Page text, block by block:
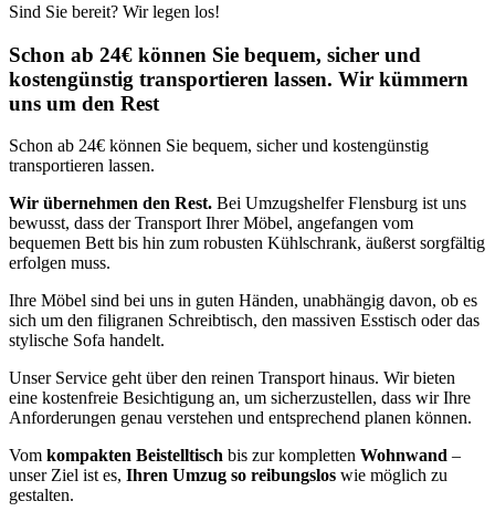
Sind Sie bereit? Wir legen los!
Schon ab 24€ können Sie bequem, sicher und
kostengünstig transportieren lassen. Wir kümmern
uns um den Rest
Schon ab 24€ können Sie bequem, sicher und kostengünstig
transportieren lassen.
Wir übernehmen den Rest. Bei Umzugshelfer Flensburg ist uns
bewusst, dass der Transport Ihrer Möbel, angefangen vom
bequemen Bett bis hin zum robusten Kühlschrank, äußerst sorgfältig
erfolgen muss.
Ihre Möbel sind bei uns in guten Händen, unabhängig davon, ob es
sich um den filigranen Schreibtisch, den massiven Esstisch oder das
stylische Sofa handelt.
Unser Service geht über den reinen Transport hinaus. Wir bieten
eine kostenfreie Besichtigung an, um sicherzustellen, dass wir Ihre
Anforderungen genau verstehen und entsprechend planen können.
Vom kompakten Beistelltisch bis zur kompletten Wohnwand –
unser Ziel ist es, Ihren Umzug so reibungslos wie möglich zu
gestalten.